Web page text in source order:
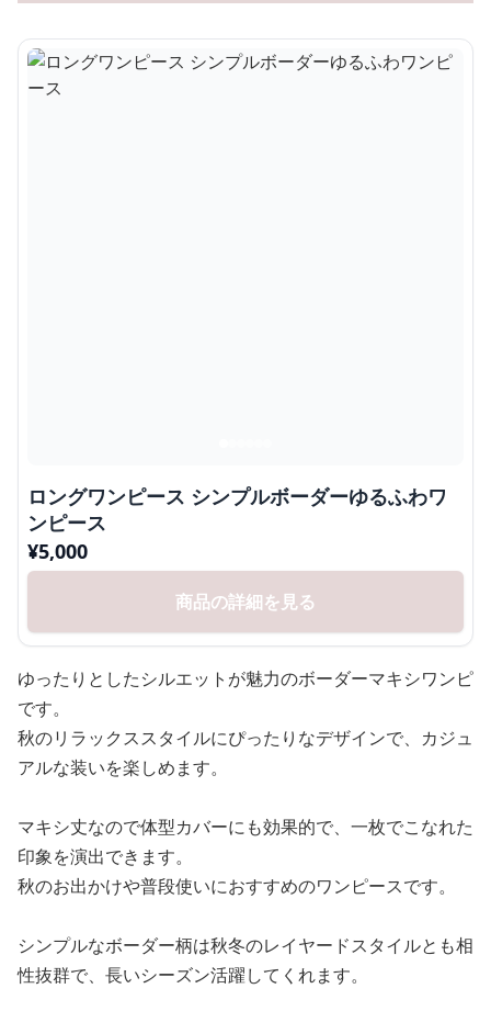
ロングワンピース シンプルボーダーゆるふわワ
ンピース
¥5,000
商品の詳細を見る
ゆったりとしたシルエットが魅力のボーダーマキシワンピ
です。
秋のリラックススタイルにぴったりなデザインで、カジュ
アルな装いを楽しめます。
マキシ丈なので体型カバーにも効果的で、一枚でこなれた
印象を演出できます。
秋のお出かけや普段使いにおすすめのワンピースです。
シンプルなボーダー柄は秋冬のレイヤードスタイルとも相
性抜群で、長いシーズン活躍してくれます。